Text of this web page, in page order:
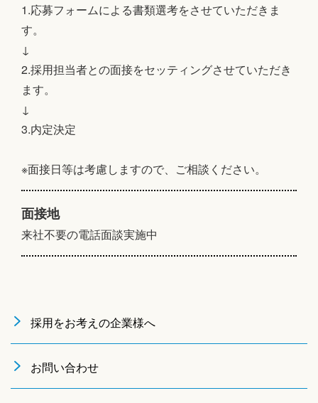
1.応募フォームによる書類選考をさせていただきま
す。
↓
2.採用担当者との面接をセッティングさせていただき
ます。
↓
3.内定決定
※面接日等は考慮しますので、ご相談ください。
面接地
来社不要の電話面談実施中
採用をお考えの企業様へ
お問い合わせ